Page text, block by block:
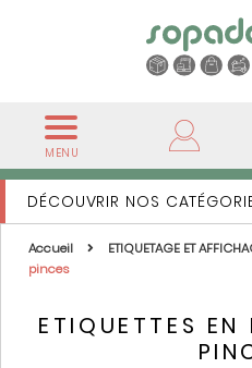
MENU
DÉCOUVRIR NOS
Accueil ETIQUETAGE ET
pinces
ETIQUETTES EN